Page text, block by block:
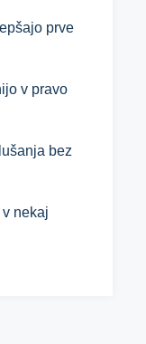
prve
v pravo
bez
nekaj